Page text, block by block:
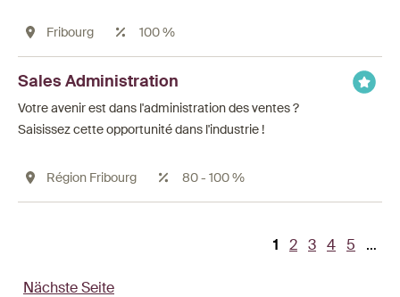
Fribourg 100 %
Sales Administration
Votre avenir est dans l'administration des ventes ?
Saisissez cette opportunité dans l'industrie !
Région Fribourg 80 - 100 %
Aktuelle
1 Page
2 Page
3 Page
4 Page
5 …
Nächste Seite